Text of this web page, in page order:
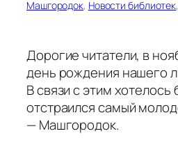
Машгородок, Новости библиотек,
Дорогие читатели, в
день рождения нашего
В связи с этим хотелось
отстраился самый
— Машгородок.